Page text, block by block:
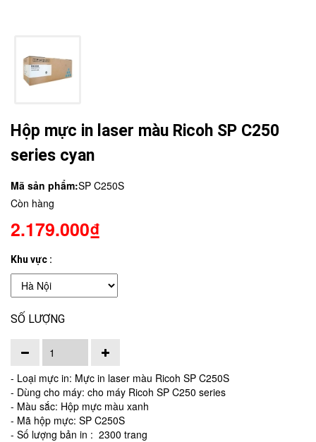
Hộp mực in laser màu Ricoh SP C250
series cyan
Mã sản phẩm:SP C250S
Còn hàng
2.179.000₫
Khu vực :
SỐ LƯỢNG
- Loại mực in: Mực in laser màu Ricoh SP C250S
- Dùng cho máy: cho máy Ricoh SP C250 series
- Màu sắc: Hộp mực màu xanh
- Mã hộp mực: SP C250S
- Số lượng bản in : 2300 trang